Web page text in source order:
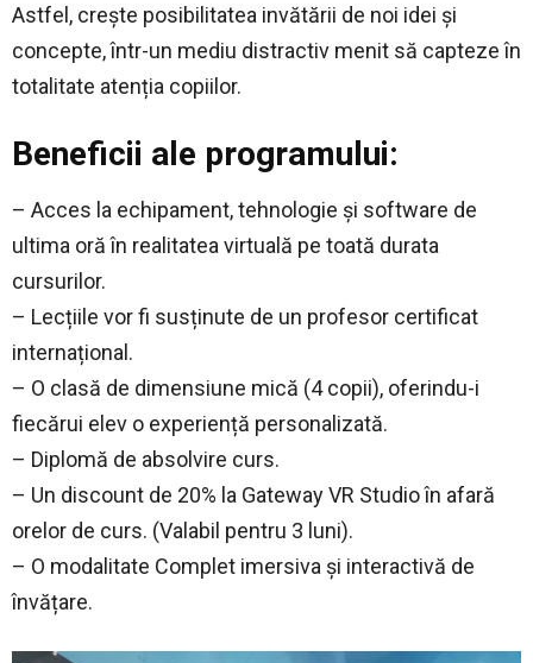
Astfel, crește posibilitatea invătării de noi idei și
concepte, într-un mediu distractiv menit să capteze în
totalitate atenția copiilor.
Beneficii ale programului:
– Acces la echipament, tehnologie și software de
ultima oră în realitatea virtuală pe toată durata
cursurilor.
– Lecțiile vor fi susținute de un profesor certificat
internațional.
– O clasă de dimensiune mică (4 copii), oferindu-i
fiecărui elev o experiență personalizată.
– Diplomă de absolvire curs.
– Un discount de 20% la Gateway VR Studio în afară
orelor de curs. (Valabil pentru 3 luni).
– O modalitate Complet imersiva și interactivă de
învățare.